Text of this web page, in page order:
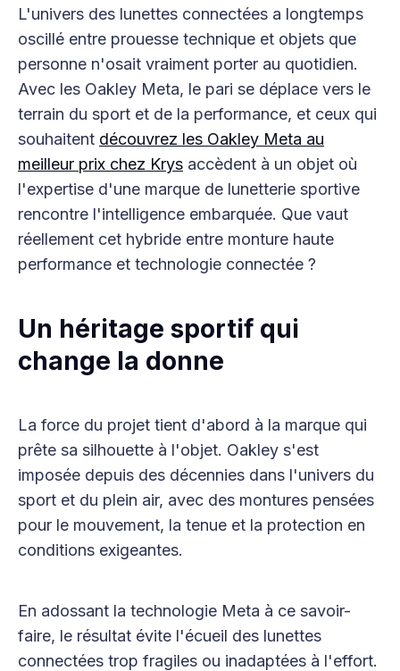
L'univers des lunettes connectées a longtemps
oscillé entre prouesse technique et objets que
personne n'osait vraiment porter au quotidien.
Avec les Oakley Meta, le pari se déplace vers le
terrain du sport et de la performance, et ceux qui
souhaitent découvrez les Oakley Meta au
meilleur prix chez Krys accèdent à un objet où
l'expertise d'une marque de lunetterie sportive
rencontre l'intelligence embarquée. Que vaut
réellement cet hybride entre monture haute
performance et technologie connectée ?
Un héritage sportif qui
change la donne
La force du projet tient d'abord à la marque qui
prête sa silhouette à l'objet. Oakley s'est
imposée depuis des décennies dans l'univers du
sport et du plein air, avec des montures pensées
pour le mouvement, la tenue et la protection en
conditions exigeantes.
En adossant la technologie Meta à ce savoir-
faire, le résultat évite l'écueil des lunettes
connectées trop fragiles ou inadaptées à l'effort.